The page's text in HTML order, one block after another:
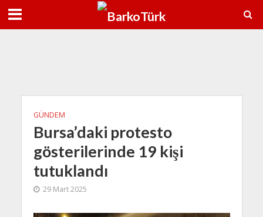
9 Ağu 10 Ağu
GÜNDEM
Bursa’daki protesto
gösterilerinde 19 kişi
tutuklandı
29 Mart 2025